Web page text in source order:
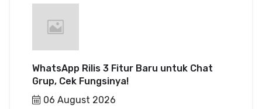
WhatsApp Rilis 3 Fitur Baru untuk Chat
Grup, Cek Fungsinya!
06 August 2026